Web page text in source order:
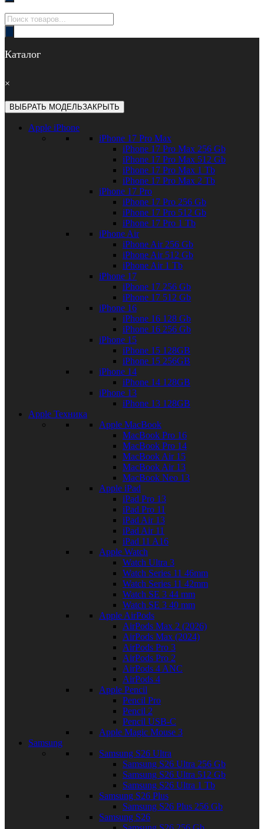
Поиск
товаров
Каталог
×
ВЫБРАТЬ МОДЕЛЬЗАКРЫТЬ
Apple iPhone
iPhone 17 Pro Max
iPhone 17 Pro Max 256 Gb
iPhone 17 Pro Max 512 Gb
iPhone 17 Pro Max 1 Tb
iPhone 17 Pro Max 2 Tb
iPhone 17 Pro
iPhone 17 Pro 256 Gb
iPhone 17 Pro 512 Gb
iPhone 17 Pro 1 Tb
iPhone Air
iPhone Air 256 Gb
iPhone Air 512 Gb
iPhone Air 1 Tb
iPhone 17
iPhone 17 256 Gb
iPhone 17 512 Gb
iPhone 16
iPhone 16 128 Gb
iPhone 16 256 Gb
iPhone 15
iPhone 15 128GB
iPhone 15 256GB
iPhone 14
iPhone 14 128GB
iPhone 13
iPhone 13 128GB
Apple Техника
Apple MacBook
MacBook Pro 16
MacBook Pro 14
MacBook Air 15
MacBook Air 13
MacBook Neo 13
Apple iPad
iPad Pro 13
iPad Pro 11
iPad Air 13
iPad Air 11
iPad 11 A16
Apple Watch
Watch Ultra 3
Watch Series 11 46mm
Watch Series 11 42mm
Watch SE 3 44 mm
Watch SE 3 40 mm
Apple AirPods
AirPods Max 2 (2026)
AirPods Max (2024)
AirPods Pro 3
AirPods Pro 2
AirPods 4 ANC
AirPods 4
Apple Pencil
Pencil Pro
Pencil 2
Pencil USB-C
Apple Magic Mouse 3
Samsung
Samsung S26 Ultra
Samsung S26 Ultra 256 Gb
Samsung S26 Ultra 512 Gb
Samsung S26 Ultra 1 Tb
Samsung S26 Plus
Samsung S26 Plus 256 Gb
Samsung S26